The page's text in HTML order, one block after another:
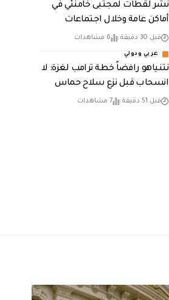
نشر لقطات لمجتبى خامنئي في
أماكن عامة وخلال اجتماعات
قبل 30 دقيقة 6 مشاهدات
عربي ودولي
نتنياهو رافضاً خطة ترامب لغزة: لا
انسحاب قبل نزع سلاح حماس
قبل 51 دقيقة 7 مشاهدات